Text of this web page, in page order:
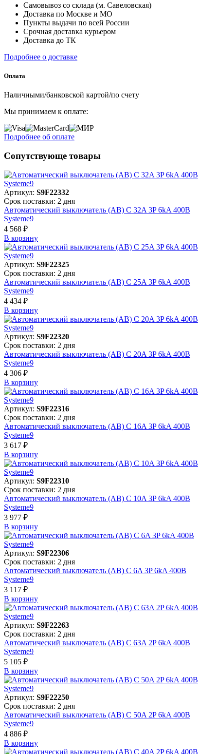
Самовывоз со склада (м. Савеловская)
Доставка по Москве и МО
Пункты выдачи по всей России
Срочная доставка курьером
Доставка до ТК
Подробнее о доставке
Оплата
Наличными/банковской картой/по счету
Мы принимаем к оплате:
Подробнее об оплате
Сопутствующе товары
Артикул: S9F22332
Срок поставки: 2 дня
Автоматический выключатель (АВ) C 32A 3P 6kA 400В
Systeme9
4 568 ₽
В корзинy
Артикул: S9F22325
Срок поставки: 2 дня
Автоматический выключатель (АВ) C 25A 3P 6kA 400В
Systeme9
4 434 ₽
В корзинy
Артикул: S9F22320
Срок поставки: 2 дня
Автоматический выключатель (АВ) C 20A 3P 6kA 400В
Systeme9
4 306 ₽
В корзинy
Артикул: S9F22316
Срок поставки: 2 дня
Автоматический выключатель (АВ) C 16A 3P 6kA 400В
Systeme9
3 617 ₽
В корзинy
Артикул: S9F22310
Срок поставки: 2 дня
Автоматический выключатель (АВ) C 10A 3P 6kA 400В
Systeme9
3 977 ₽
В корзинy
Артикул: S9F22306
Срок поставки: 2 дня
Автоматический выключатель (АВ) C 6A 3P 6kA 400В
Systeme9
3 117 ₽
В корзинy
Артикул: S9F22263
Срок поставки: 2 дня
Автоматический выключатель (АВ) C 63A 2P 6kA 400В
Systeme9
5 105 ₽
В корзинy
Артикул: S9F22250
Срок поставки: 2 дня
Автоматический выключатель (АВ) C 50A 2P 6kA 400В
Systeme9
4 886 ₽
В корзинy